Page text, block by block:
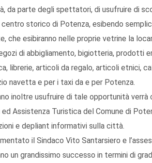
da parte degli spettatori, di usufruire di
storico di Potenza, esibendo
che esibiranno nelle proprie vetrine la
di abbigliamento, bigiotteria, prodotti
librerie, articoli da regalo, articoli etnici,
navetta e per i taxi da e per Potenza.
inoltre usufruire di tale opportunità
Assistenza Turistica del Comune di
e depliant informativi sulla città.
il Sindaco Vito Santarsiero e
un grandissimo successo in termini di